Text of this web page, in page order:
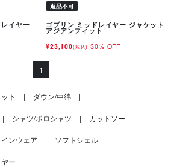
イヤー
返品不可
ゴブリン ミッドレイヤー ジャケット
アジアンフィット
¥23,100(税込) 30% OFF
1
ト ダウン/中綿
シャツ/ポロシャツ カットソー
ンウェア ソフトシェル
ー